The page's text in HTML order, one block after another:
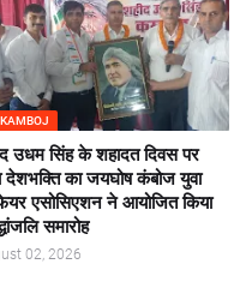
उधम सिंह के शहादत दिवस पर
देशभक्ति का जयघोष कंबोज युवा
एसोसिएशन ने आयोजित किया
समारोह
02, 2026